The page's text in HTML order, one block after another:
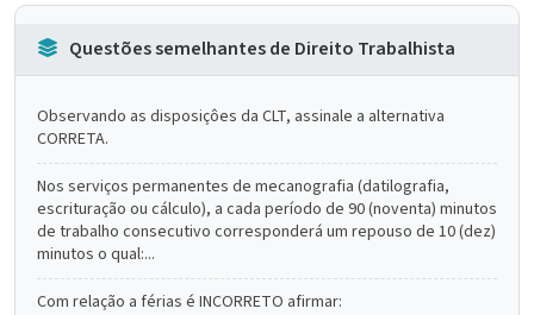
Questões semelhantes de Direito Trabalhista
Observando as disposiçôes da CLT, assinale a alternativa
CORRETA.
Nos serviços permanentes de mecanografia (datilografia,
escrituração ou cálculo), a cada período de 90 (noventa) minutos
de trabalho consecutivo corresponderá um repouso de 10 (dez)
minutos o qual:...
Com relação a férias é INCORRETO afirmar: